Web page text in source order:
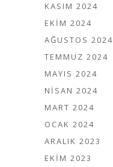
KASIM 2024
EKIM 2024
AĞUSTOS 2024
TEMMUZ 2024
MAYIS 2024
NISAN 2024
MART 2024
OCAK 2024
ARALIK 2023
EKIM 2023